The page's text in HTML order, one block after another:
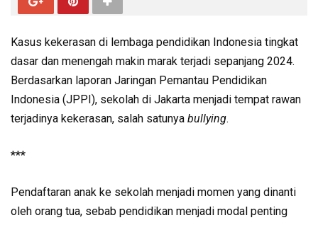
Kasus kekerasan di lembaga pendidikan Indonesia tingkat
dasar dan menengah makin marak terjadi sepanjang 2024.
Berdasarkan laporan Jaringan Pemantau Pendidikan
Indonesia (JPPI), sekolah di Jakarta menjadi tempat rawan
terjadinya kekerasan, salah satunya bullying.
***
Pendaftaran anak ke sekolah menjadi momen yang dinanti
oleh orang tua, sebab pendidikan menjadi modal penting